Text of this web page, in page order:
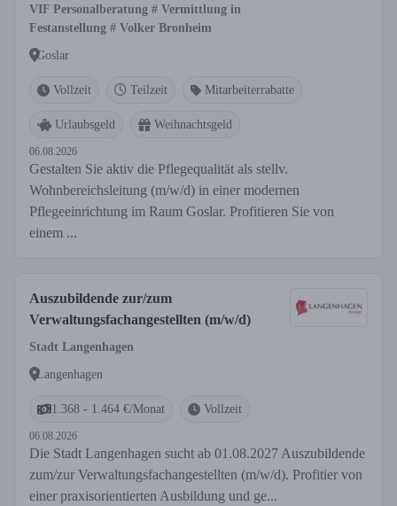
VIF Personalberatung # Vermittlung in
Festanstellung # Volker Bronheim
Goslar
Vollzeit Teilzeit Mitarbeiterrabatte
Urlaubsgeld Weihnachtsgeld
06.08.2026
Gestalten Sie aktiv die Pflegequalität als stellv.
Wohnbereichsleitung (m/w/d) in einer modernen
Pflegeeinrichtung im Raum Goslar. Profitieren Sie von
einem ...
Auszubildende zur/zum
Verwaltungsfachangestellten (m/w/d)
Stadt Langenhagen
Langenhagen
1.368 - 1.464 €/Monat Vollzeit
06.08.2026
Die Stadt Langenhagen sucht ab 01.08.2027 Auszubildende
zum/zur Verwaltungsfachangestellten (m/w/d). Profitier von
einer praxisorientierten Ausbildung und ge...